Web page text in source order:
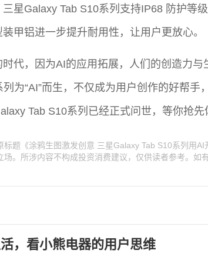
星Galaxy Tab S10系列支持IP68 防护等
甲铝进一步提升耐用性，让用户更放心。
代，因为AI的应用拓展，人们的创造力与
为“AI”而生，不仅成为用户创作的好帮
Tab S10系列已经正式问世，等你抢先
标题《涂鸦生图激发创意 三星Galaxy Tab S10系列用
。所涉内容不构成投资消费建议，仅供读者参考。如
，看小熊电器的用户思维